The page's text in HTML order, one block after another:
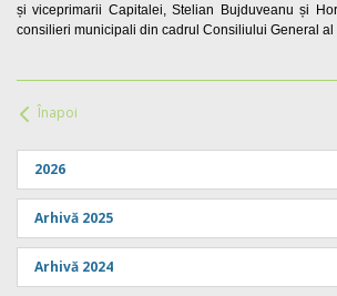
2026
Arhivă 2025
Arhivă 2024
și viceprimarii Capitalei, Stelian Bujduveanu și
consilieri municipali din cadrul Consiliului General
Înapoi